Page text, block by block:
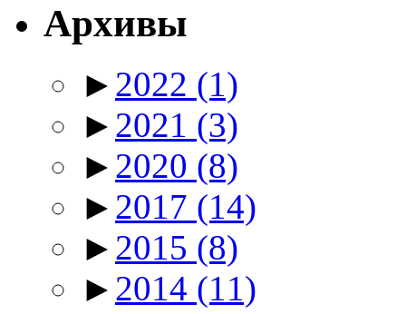
Архивы
► 2022 (1)
► 2021 (3)
► 2020 (8)
► 2017 (14)
► 2015 (8)
► 2014 (11)